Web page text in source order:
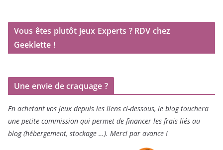
Vous êtes plutôt jeux Experts ? RDV chez
Geeklette !
Une envie de craquage ?
En achetant vos jeux depuis les liens ci-dessous, le blog touchera
une petite commission qui permet de financer les frais liés au
blog (hébergement, stockage …). Merci par avance !